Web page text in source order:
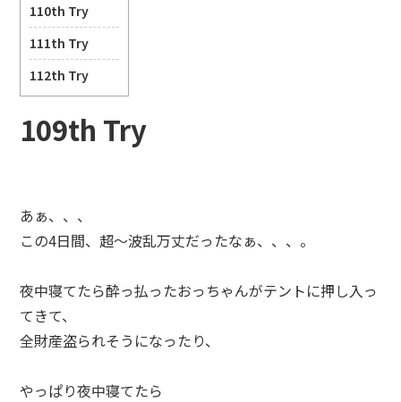
110th Try
111th Try
112th Try
109th Try
あぁ、、、
この4日間、超～波乱万丈だったなぁ、、、。
夜中寝てたら酔っ払ったおっちゃんがテントに押し入っ
てきて、
全財産盗られそうになったり、
やっぱり夜中寝てたら